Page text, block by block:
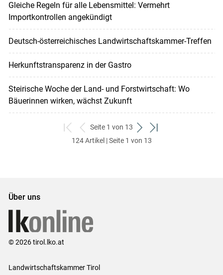
Gleiche Regeln für alle Lebensmittel: Vermehrt
Importkontrollen angekündigt
Deutsch-österreichisches Landwirtschaftskammer-Treffen
Herkunftstransparenz in der Gastro
Steirische Woche der Land- und Forstwirtschaft: Wo
Bäuerinnen wirken, wächst Zukunft
zum
ersten
zurück
zum
Seite 1 von 13
weiter
zum
zum
124 Artikel | Seite 1 von 13
Über uns
© 2026 tirol.lko.at
Landwirtschaftskammer Tirol